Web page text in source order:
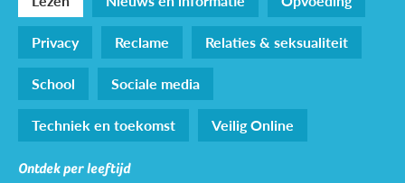
Privacy
Reclame
Relaties & seksualiteit
School
Sociale media
Techniek en toekomst
Veilig Online
Ontdek per leeftijd